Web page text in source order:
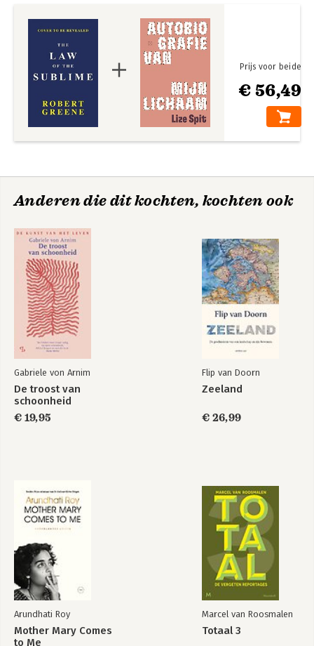
€ 56,49
Prijs voor beide
Anderen die dit kochten, kochten ook
Gabriele von Arnim
De troost van
schoonheid
€ 19,95
Flip van Doorn
Zeeland
€ 26,99
Arundhati Roy
Mother Mary Comes
to Me
Marcel van Roosmalen
Totaal 3